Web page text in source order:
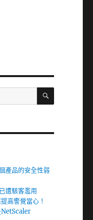
搜
產品的安全性弱
遭駭客濫用
高警覺當心！